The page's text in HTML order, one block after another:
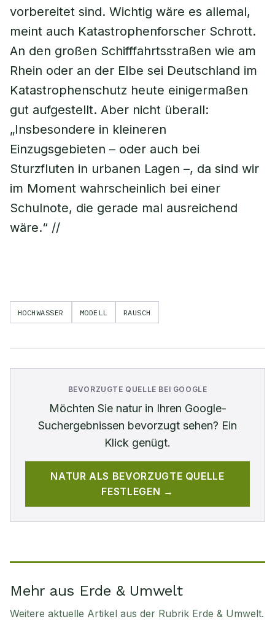
vorbereitet sind. Wichtig wäre es allemal,
meint auch Katastrophenforscher Schrott.
An den großen Schifffahrtsstraßen wie am
Rhein oder an der Elbe sei Deutschland im
Katastrophenschutz heute einigermaßen
gut aufgestellt. Aber nicht überall:
„Insbesondere in kleineren
Einzugsgebieten – oder auch bei
Sturzfluten in urbanen Lagen –, da sind wir
im Moment wahrscheinlich bei einer
Schulnote, die gerade mal ausreichend
wäre.“ //
HOCHWASSER MODELL RAUSCH
BEVORZUGTE QUELLE BEI GOOGLE
Möchten Sie naturin Ihren Google-
Suchergebnissen bevorzugt sehen? Ein
Klick genügt.
NATUR ALS BEVORZUGTE QUELLE
FESTLEGEN →
Mehr aus Erde & Umwelt
Weitere aktuelle Artikel aus der Rubrik Erde & Umwelt.